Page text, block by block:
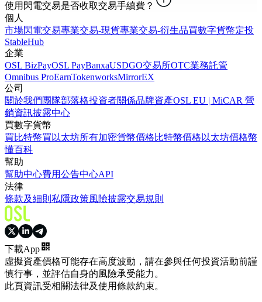
使用閃電交易是否收取交易手續費？
個人
市場閃電交易專業交易-現貨專業交易-衍生品買數字貨幣定投
StableHub
企業
OSL BizPayOSL PayBanxaUSDGO交易所OTC業務託管
Omnibus ProEarnTokenworksMirrorEX
公司
關於我們 團隊部落格投資者關係品牌資產OSL EU | MiCAR 營
銷資訊披露中心
買數字貨幣
買比特幣買以太坊所有加密貨幣價格比特幣價格 以太坊價格幣
懂百科
幫助
幫助中心費用公告中心API
法律
條款及細則 私隱政策風險披露交易規則
下載App
虛擬資產價格可能存在高度波動，請在參與任何投資活動前謹
慎行事，並評估自身的風險承受能力。
此頁資訊受相關法律及使用條款約束。